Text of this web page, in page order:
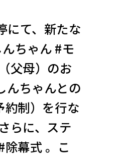
にて、新たな
ちゃん #モ
父母）のお
んちゃんとの
約制）を行な
らに、ステ
除幕式 。こ